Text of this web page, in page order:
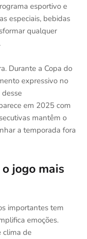
esportivo e
especiais, bebidas
qualquer
Durante a Copa do
expressivo no
em 2025 com
mantêm o
a temporada fora
jogo mais
importantes tem
emoções.
clima de